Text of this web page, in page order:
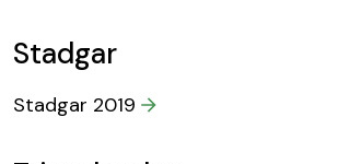
Stadgar
Stadgar 2019